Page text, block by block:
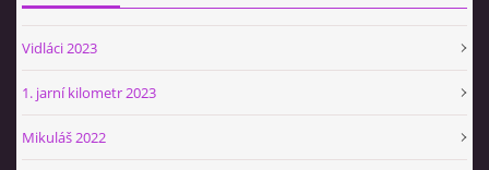
Vidláci 2023
1. jarní kilometr 2023
Mikuláš 2022